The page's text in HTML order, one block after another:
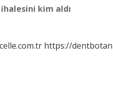
kim aldı
https://